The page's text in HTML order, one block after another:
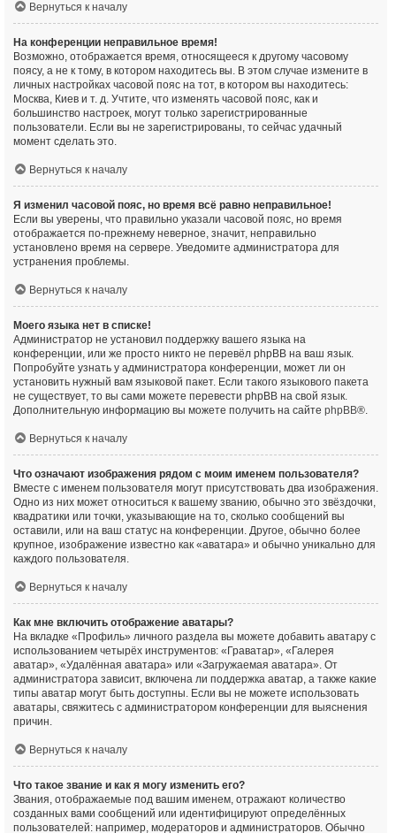
Вернуться к началу
На конференции неправильное время!
Возможно, отображается время, относящееся к другому часовому
поясу, а не к тому, в котором находитесь вы. В этом случае измените в
личных настройках часовой пояс на тот, в котором вы находитесь:
Москва, Киев и т. д. Учтите, что изменять часовой пояс, как и
большинство настроек, могут только зарегистрированные
пользователи. Если вы не зарегистрированы, то сейчас удачный
момент сделать это.
Вернуться к началу
Я изменил часовой пояс, но время всё равно неправильное!
Если вы уверены, что правильно указали часовой пояс, но время
отображается по-прежнему неверное, значит, неправильно
установлено время на сервере. Уведомите администратора для
устранения проблемы.
Вернуться к началу
Моего языка нет в списке!
Администратор не установил поддержку вашего языка на
конференции, или же просто никто не перевёл phpBB на ваш язык.
Попробуйте узнать у администратора конференции, может ли он
установить нужный вам языковой пакет. Если такого языкового пакета
не существует, то вы сами можете перевести phpBB на свой язык.
Дополнительную информацию вы можете получить на сайте phpBB®.
Вернуться к началу
Что означают изображения рядом с моим именем пользователя?
Вместе с именем пользователя могут присутствовать два изображения.
Одно из них может относиться к вашему званию, обычно это звёздочки,
квадратики или точки, указывающие на то, сколько сообщений вы
оставили, или на ваш статус на конференции. Другое, обычно более
крупное, изображение известно как «аватара» и обычно уникально для
каждого пользователя.
Вернуться к началу
Как мне включить отображение аватары?
На вкладке «Профиль» личного раздела вы можете добавить аватару с
использованием четырёх инструментов: «Граватар», «Галерея
аватар», «Удалённая аватара» или «Загружаемая аватара». От
администратора зависит, включена ли поддержка аватар, а также какие
типы аватар могут быть доступны. Если вы не можете использовать
аватары, свяжитесь с администратором конференции для выяснения
причин.
Вернуться к началу
Что такое звание и как я могу изменить его?
Звания, отображаемые под вашим именем, отражают количество
созданных вами сообщений или идентифицируют определённых
пользователей: например, модераторов и администраторов. Обычно